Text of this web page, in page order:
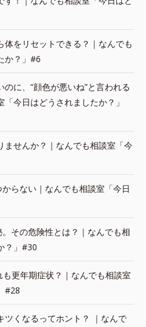
をリセットできる？｜なんでも
か？」#6
に、“顔色が悪いね”と言われる
今日はどうされましたか？」
せんか？｜なんでも相談室「今
らない｜なんでも相談室「今日
その危険性とは？｜なんでも相
？」#30
更年期症状？｜なんでも相談室
#28
ツくなるってホント？ ｜なんで